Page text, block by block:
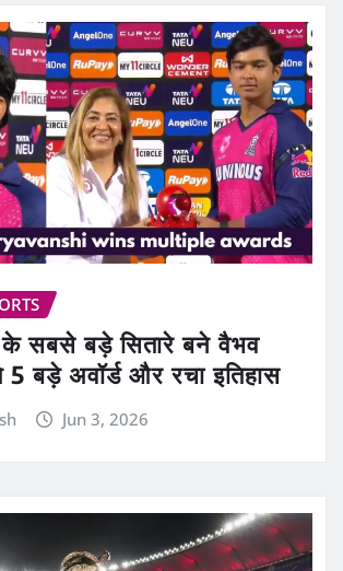
सबसे बड़े सितारे बने वैभव
5 बड़े अवॉर्ड और रचा इतिहास
Jun 3, 2026